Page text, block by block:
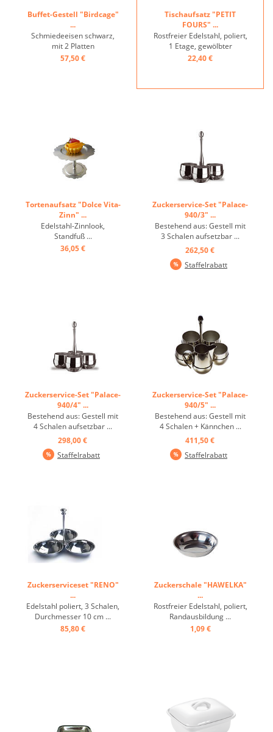
Buffet-Gestell "Birdcage"
...
Schmiedeeisen schwarz,
mit 2 Platten
aus Akazienholz, zum
57,50 €
Tischaufsatz "PETIT
FOURS" ...
Rostfreier Edelstahl, poliert,
1 Etage, gewölbter
Säulenfuß ...
22,40 €
Tortenaufsatz "Dolce Vita-
Zinn" ...
Edelstahl-Zinnlook,
Standfuß ...
36,05 €
Zuckerservice-Set "Palace-
940/3" ...
Bestehend aus: Gestell mit
3 Schalen aufsetzbar ...
262,50 €
Staffelrabatt
Zuckerservice-Set "Palace-
940/4" ...
Bestehend aus: Gestell mit
4 Schalen aufsetzbar ...
298,00 €
Staffelrabatt
Zuckerservice-Set "Palace-
940/5" ...
Bestehend aus: Gestell mit
4 Schalen + Kännchen ...
411,50 €
Staffelrabatt
Zuckerserviceset "RENO"
...
Edelstahl poliert, 3 Schalen,
Durchmesser 10 cm ...
85,80 €
Zuckerschale "HAWELKA"
...
Rostfreier Edelstahl, poliert,
Randausbildung ...
1,09 €